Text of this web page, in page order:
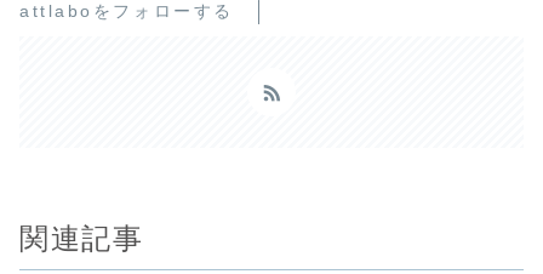
attlaboをフォローする
関連記事